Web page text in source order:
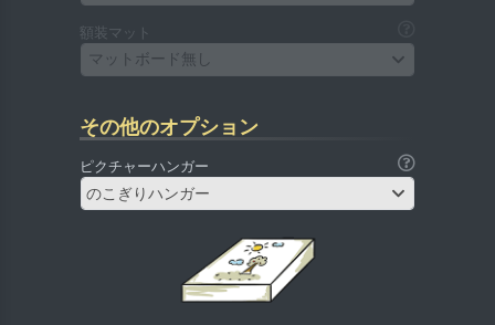
額装マット
マットボード無し
その他のオプション
ピクチャーハンガー
のこぎりハンガー